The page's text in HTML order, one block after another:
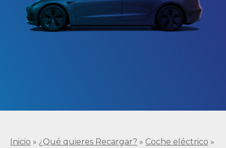
Inicio » ¿Qué quieres Recargar? » Coche eléctrico »